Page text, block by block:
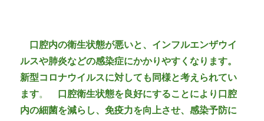
口腔内の衛生状態が悪いと、インフルエンザウイ
ルスや肺炎などの感染症にかかりやすくなります。
新型コロナウイルスに対しても同様と考えられてい
ます。
口腔衛生状態を良好にすることにより口腔
内の細菌を減らし、免疫力を向上させ、感染予防に